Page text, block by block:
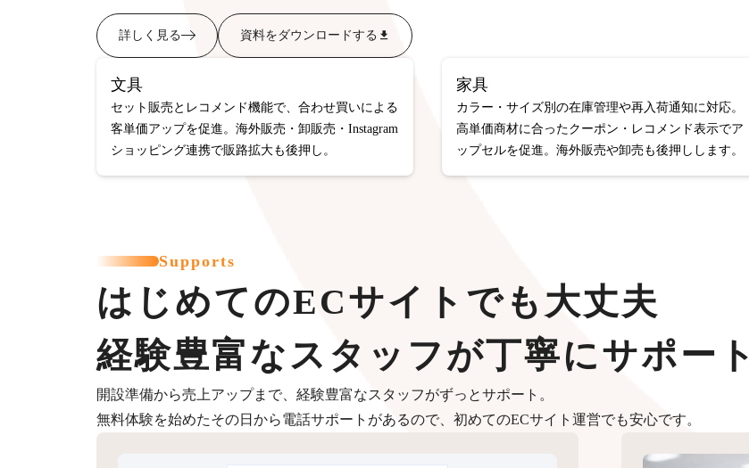
詳しく見る 資料をダウンロードする
文具
セット販売とレコメンド機能で、合わせ買いによる
客単価アップを促進。海外販売・卸販売・Instagram
ショッピング連携で販路拡大も後押し。
家具
カラー・サイズ別の在庫管理や再入荷通知に対応。
高単価商材に合ったクーポン・レコメンド表示でア
ップセルを促進。海外販売や卸売も後押しします。
Supports
はじめてのECサイトでも大丈夫
経験豊富なスタッフが丁寧にサポート
開設準備から売上アップまで、経験豊富なスタッフがずっとサポート。
無料体験を始めたその日から電話サポートがあるので、初めてのECサイト運営でも安心です。